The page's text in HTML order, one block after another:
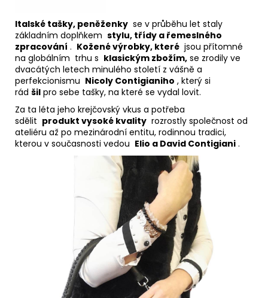
Italské tašky, peněženky se v průběhu let staly
základním doplňkem stylu, třídy a řemeslného
zpracování . Kožené výrobky, které jsou přítomné
na globálním trhu s klasickým zbožím, se zrodily ve
dvacátých letech minulého století z vášně a
perfekcionismu Nicoly Contigianiho , který si
rád šil pro sebe tašky, na které se vydal lovit.
Za ta léta jeho krejčovský vkus a potřeba
sdělit produkt vysoké kvality rozrostly společnost od
ateliéru až po mezinárodní entitu, rodinnou tradici,
kterou v současnosti vedou Elio a David Contigiani .